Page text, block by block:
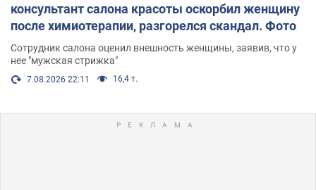
консультант салона красоты оскорбил женщину
после химиотерапии, разгорелся скандал. Фото
Сотрудник салона оценил внешность женщины, заявив, что у
нее "мужская стрижка"
7.08.2026 22:11 16,4 т.